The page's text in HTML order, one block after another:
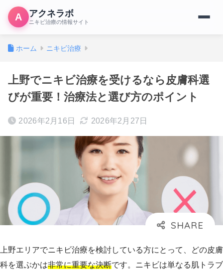
A アクネラボ
ニキビ治療の情報サイト
ホーム ニキビ治療
上野でニキビ治療を受けるなら皮膚科選
びが重要！治療法と選び方のポイント
2026年2月16日 2026年2月27日
上野エリアでニキビ治療を検討している方にとって、どの皮膚
科を選ぶかは非常に重要な決断です。ニキビは単なる肌トラブ